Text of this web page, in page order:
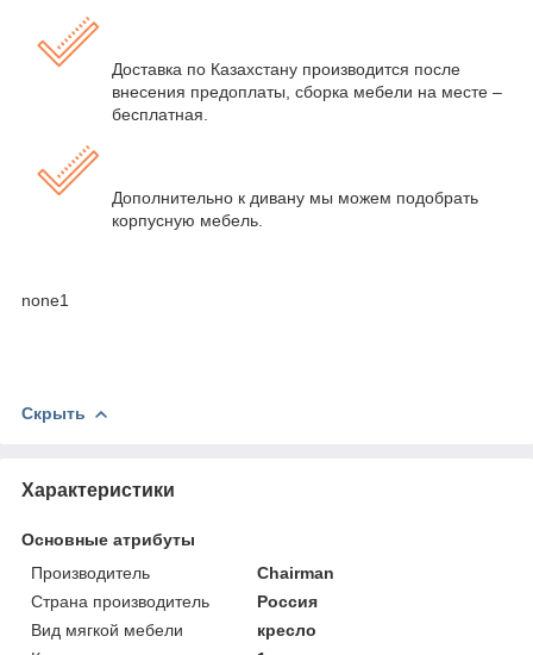
Доставка по Казахстану производится после
внесения предоплаты, сборка мебели на месте –
бесплатная.
Дополнительно к дивану мы можем подобрать
корпусную мебель.
none1
Скрыть
Характеристики
Основные атрибуты
Производитель
Chairman
Страна производитель
Россия
Вид мягкой мебели
кресло